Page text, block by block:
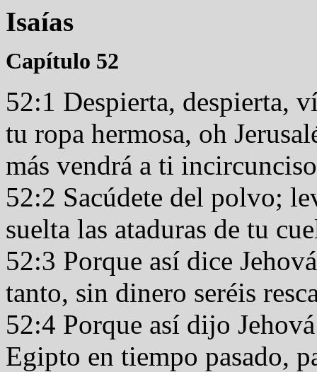
Isaías
Capítulo 52
52:1 Despierta, despierta,
tu ropa hermosa, oh
más vendrá a ti
52:2 Sacúdete del polvo;
suelta las ataduras de tu
52:3 Porque así dice
tanto, sin dinero seréis
52:4 Porque así dijo
Egipto en tiempo pasado,